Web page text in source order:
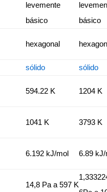
levemente
básico
básico
hexagonal
sólido
sólido
594.22 K 1204 K
1041 K 3793 K
6.192 kJ/mol 6.89
14,8 Pa a 597 K